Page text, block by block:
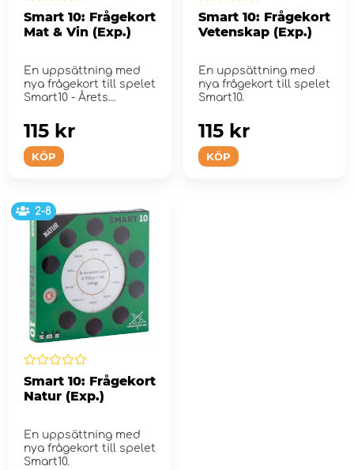
Smart 10: Frågekort
Mat & Vin (Exp.)
En uppsättning med
nya frågekort till spelet
Smart10 - Årets
KÖP
115 kr
Smart 10: Frågekort
Vetenskap (Exp.)
En uppsättning med
nya frågekort till spelet
Smart10.
KÖP
115 kr
2-8
Smart 10: Frågekort
Natur (Exp.)
En uppsättning med
nya frågekort till spelet
Smart10.